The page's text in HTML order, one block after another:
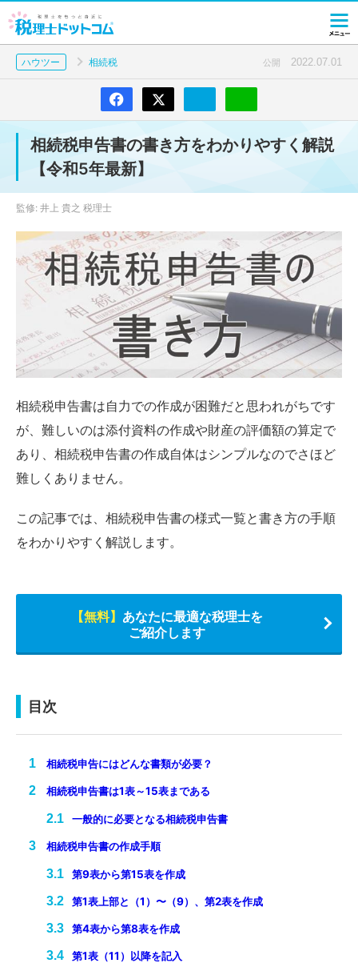
ハウツー 相続税 公開 2022.07.01
相続税申告書の書き方をわかりやすく解説
【令和5年最新】
監修: 井上 貴之 税理士
相続税申告書は自力での作成が困難だと思われがちです
が、難しいのは添付資料の作成や財産の評価額の算定で
あり、相続税申告書の作成自体はシンプルなのでさほど
難しくありません。
この記事では、相続税申告書の様式一覧と書き方の手順
をわかりやすく解説します。
【無料】 あなたに最適な税理士を
ご紹介します
目次
相続税申告にはどんな書類が必要？
相続税申告書は1表～15表まである
一般的に必要となる相続税申告書
相続税申告書の作成手順
第9表から第15表を作成
第1表上部と（1）〜（9）、第2表を作成
第4表から第8表を作成
第1表（11）以降を記入